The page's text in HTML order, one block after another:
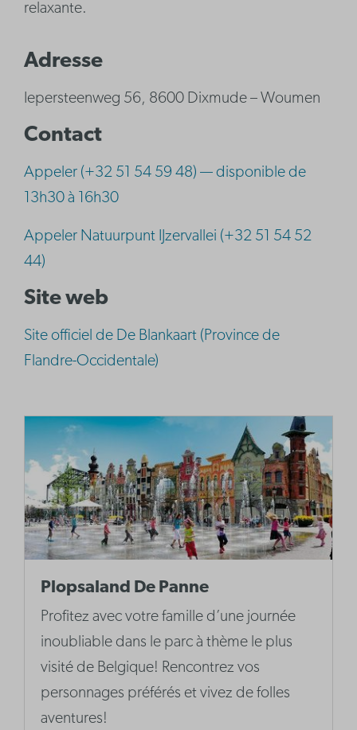
relaxante.
Adresse
Iepersteenweg 56, 8600 Dixmude – Woumen
Contact
Appeler (+32 51 54 59 48) — disponible de
13h30 à 16h30
Appeler Natuurpunt IJzervallei (+32 51 54 52
44)
Site web
Site officiel de De Blankaart (Province de
Flandre-Occidentale)
Plopsaland De Panne
Profitez avec votre famille d’une journée
inoubliable dans le parc à thème le plus
visité de Belgique! Rencontrez vos
personnages préférés et vivez de folles
aventures!